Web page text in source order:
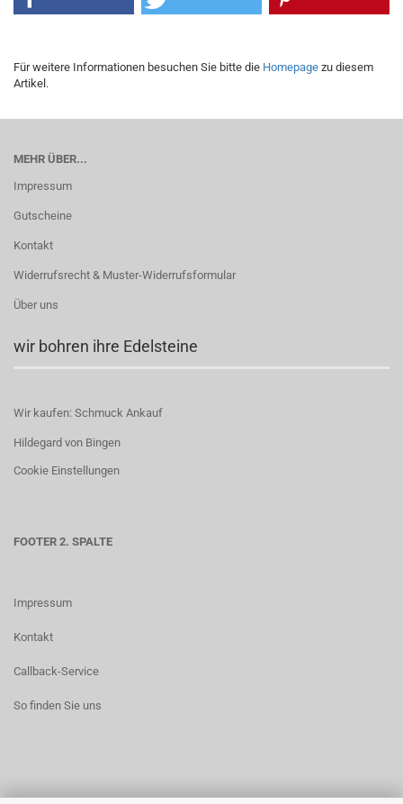
Für weitere Informationen besuchen Sie bitte die Homepage zu diesem
Artikel.
MEHR ÜBER...
Impressum
Gutscheine
Kontakt
Widerrufsrecht & Muster-Widerrufsformular
Über uns
wir bohren ihre Edelsteine
Wir kaufen: Schmuck Ankauf
Hildegard von Bingen
Cookie Einstellungen
FOOTER 2. SPALTE
Impressum
Kontakt
Callback-Service
So finden Sie uns